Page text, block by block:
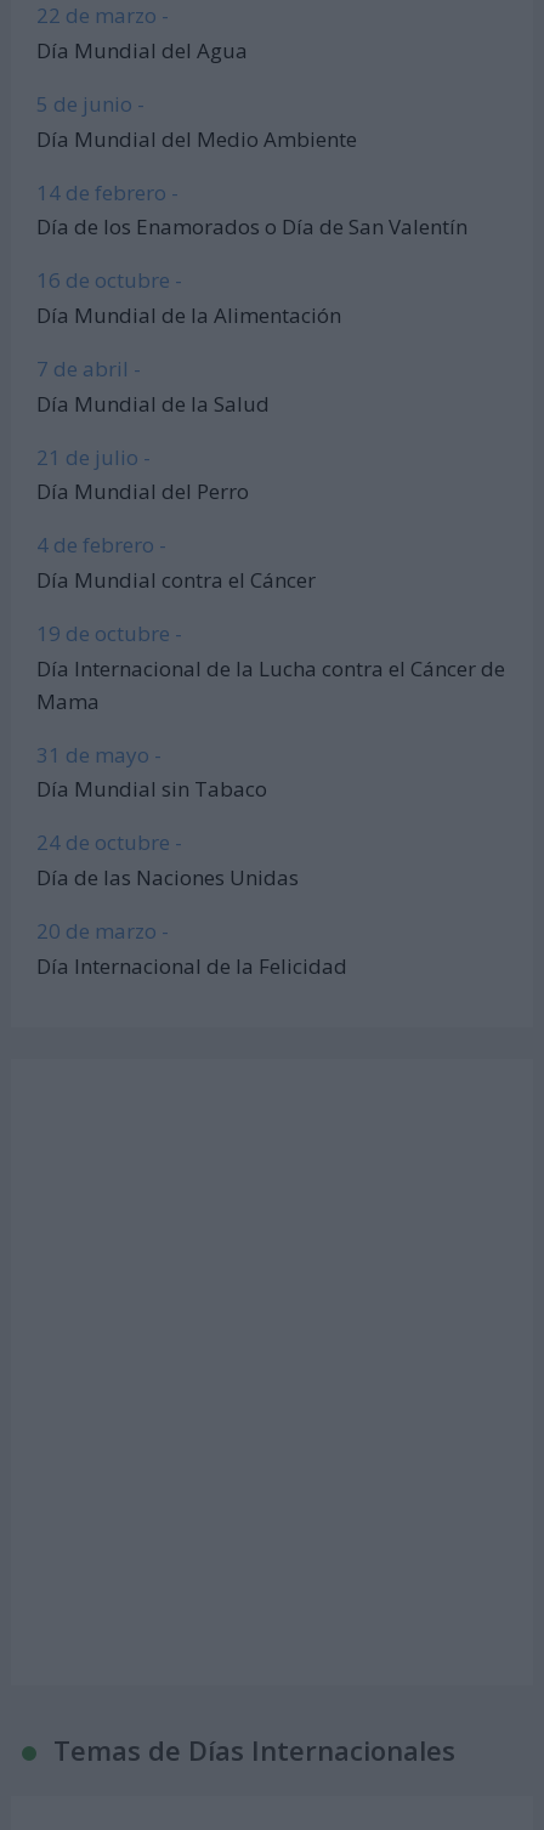
22 de marzo -
Día Mundial del Agua
5 de junio -
Día Mundial del Medio Ambiente
14 de febrero -
Día de los Enamorados o Día de San Valentín
16 de octubre -
Día Mundial de la Alimentación
7 de abril -
Día Mundial de la Salud
21 de julio -
Día Mundial del Perro
4 de febrero -
Día Mundial contra el Cáncer
19 de octubre -
Día Internacional de la Lucha contra el Cáncer de
Mama
31 de mayo -
Día Mundial sin Tabaco
24 de octubre -
Día de las Naciones Unidas
20 de marzo -
Día Internacional de la Felicidad
Temas de Días Internacionales